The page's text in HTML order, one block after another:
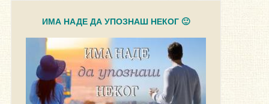
ИМА НАДЕ ДА УПОЗНАШ НЕКОГ 🙂